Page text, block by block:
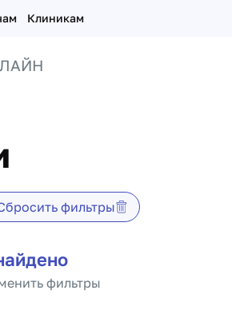
Клиникам
фильтры
фильтры